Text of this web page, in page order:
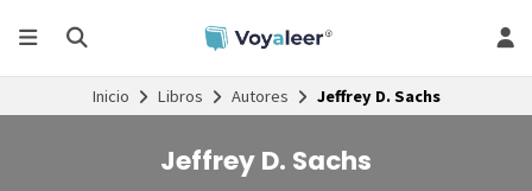
Inicio Libros Autores Jeffrey D. Sachs
Jeffrey D. Sachs